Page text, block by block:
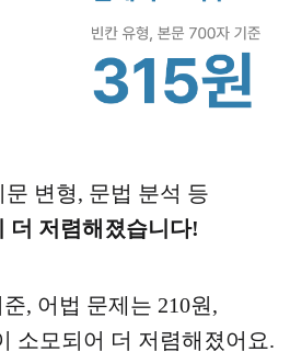
변형, 문법 분석 등
더 저렴해졌습니다!
, 어법 문제는 210원,
소모되어 더 저렴해졌어요.